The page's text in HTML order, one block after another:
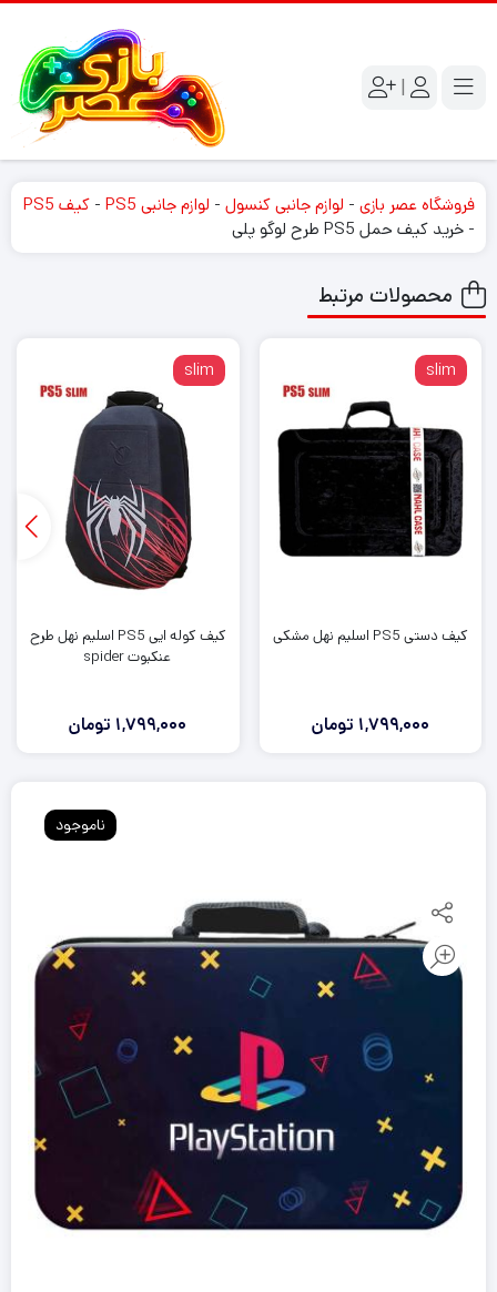
|
فروشگاه عصر بازی - لوازم جانبی کنسول - لوازم جانبی PS5 - کیف PS5
- خرید کیف حمل PS5 طرح لوگو پلی
محصولات مرتبط
slim
کیف دستی PS5 اسلیم نهل مشکی
1,799,000 تومان
slim
کیف کوله ایی PS5 اسلیم نهل طرح
عنکبوت spider
1,799,000 تومان
ناموجود